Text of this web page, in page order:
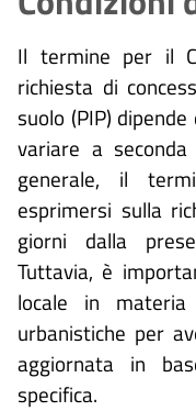
Il termine per il
richiesta di
suolo (PIP)
variare a
generale, il
esprimersi sulla
giorni dalla
Tuttavia, è
locale in
urbanistiche per
aggiornata in
specifica.